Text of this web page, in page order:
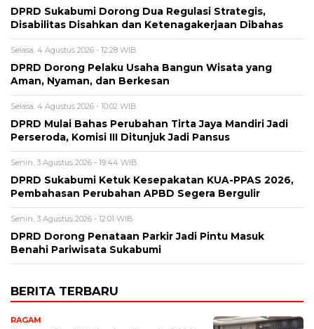
DPRD Sukabumi Dorong Dua Regulasi Strategis,
Disabilitas Disahkan dan Ketenagakerjaan Dibahas
Selasa, 4 Agustus 2026 - 12:28 WIB
DPRD Dorong Pelaku Usaha Bangun Wisata yang
Aman, Nyaman, dan Berkesan
Selasa, 4 Agustus 2026 - 10:02 WIB
DPRD Mulai Bahas Perubahan Tirta Jaya Mandiri Jadi
Perseroda, Komisi III Ditunjuk Jadi Pansus
Senin, 3 Agustus 2026 - 19:44 WIB
DPRD Sukabumi Ketuk Kesepakatan KUA-PPAS 2026,
Pembahasan Perubahan APBD Segera Bergulir
Senin, 3 Agustus 2026 - 12:01 WIB
DPRD Dorong Penataan Parkir Jadi Pintu Masuk
Benahi Pariwisata Sukabumi
BERITA TERBARU
RAGAM